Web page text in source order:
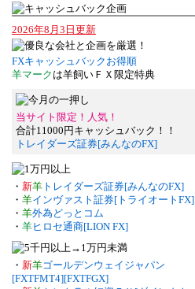
2026年8月3日更新
FXキャッシュバックお得順
羊マーク は羊飼いＦＸ限定特典
当サイト限定！人気！
合計11000円キャッシュバック！！
トレイダーズ証券[みんなのFX]
・ 新羊 トレイダーズ証券[みんなのFX]
・ 羊インヴァスト証券[トライオートFX]
・ 羊外為どっとコム
・ 羊ヒロセ通商[LION FX]
・ 新羊ゴールデンウェイジャパン
[FXTFMT4][FXTFGX]